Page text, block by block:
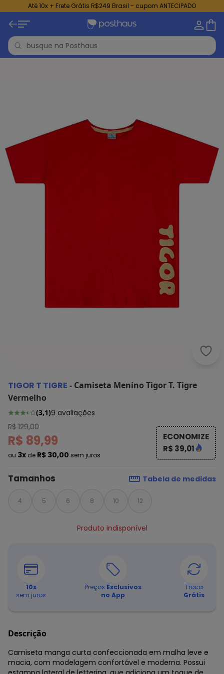
Até 10x + Frete Grátis R$249 Brasil - cupom ANTECIPADO
TIGOR T TIGRE - Camiseta Menino Tigor T. Tigre
Vermelho
(3,1)9 avaliações
R$ 129,00
R$ 89,99
ou 3x de R$ 30,00 sem juros
ECONOMIZE
R$ 39,01
Tamanhos Tabela de medidas
4 5 6 8 10 12
Produto indisponível
10x
sem juros
Preços Exclusivos
no App
Troca
Grátis
Descrição
Camiseta manga curta confeccionada em malha leve e
macia, com modelagem confortável e moderna. Possui